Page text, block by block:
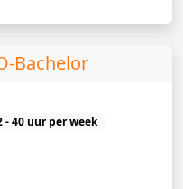
Bachelor
- 40 uur per week